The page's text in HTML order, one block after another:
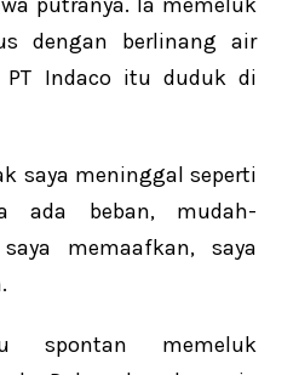
dengan berlinang air
Indaco itu duduk di
saya meninggal seperti
ada beban, mudah-
memaafkan, saya
spontan memeluk